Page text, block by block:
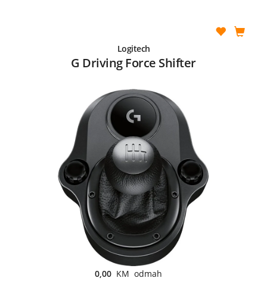
Logitech
G Driving Force Shifter
0,00 KM odmah